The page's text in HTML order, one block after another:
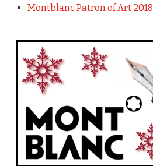
Montblanc Patron of Art 2018